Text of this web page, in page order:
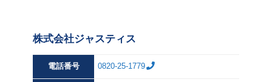
株式会社ジャスティス
電話番号 0820-25-1779